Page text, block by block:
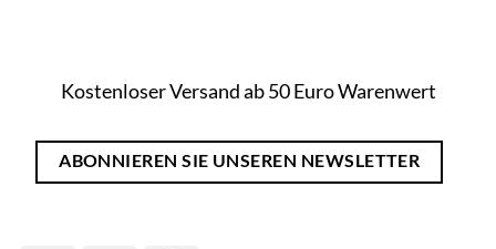
Kostenloser Versand ab 50 Euro Warenwert
ABONNIEREN SIE UNSEREN NEWSLETTER